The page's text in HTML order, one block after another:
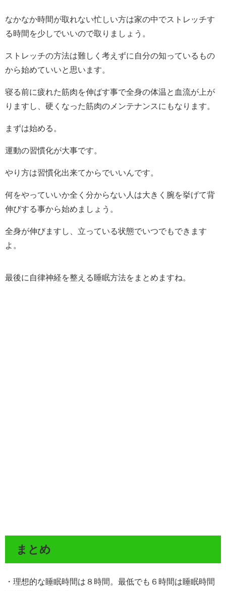
なかなか時間が取れない忙しい方は家の中でストレッチす
る時間を少しでいいので取りましょう。
ストレッチの方法は難しく考えずに自分の知っているもの
から始めていいと思います。
寝る前に疲れた筋肉を伸ばす事で全身の体温と血流が上が
りますし、硬くなった筋肉のメンテナンスにもなります。
まずは始める。
運動の習慣化が大事です。
やり方は習慣化出来てからでいいんです。
何をやっていいか全く分からない人は大きく腕を挙げて背
伸びする事から始めましょう。
全身が伸びますし、立っている状態でいつでもできます
よ。
最後に自律神経を整える睡眠方法をまとめますね。
まとめ
・理想的な睡眠時間は８時間。最低でも６時間は睡眠時間